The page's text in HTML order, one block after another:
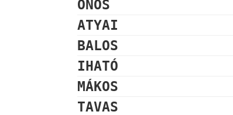
ÖNÖS
ATYAI
BALOS
IHATÓ
MÁKOS
TAVAS